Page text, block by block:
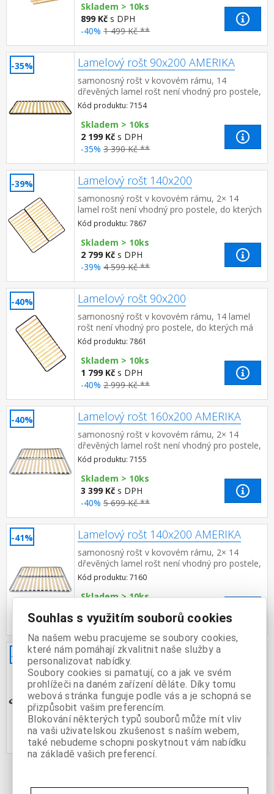
Skladem > 10ks
899 Kč s DPH
-40% 1 499 Kč **
-35% Lamelový rošt 90x200 AMERIKA
samonosný rošt v kovovém rámu, 14
dřevěných lamel rošt není vhodný pro postele,
do kterých má být použit laťkový rošt R1
Kód produktu: 7154
Skladem > 10ks
2 199 Kč s DPH
-35% 3 390 Kč **
-39% Lamelový rošt 140x200
samonosný rošt v kovovém rámu, 2× 14
lamel rošt není vhodný pro postele, do kterých
má být použit laťkový rošt R3
Kód produktu: 7867
Skladem > 10ks
2 799 Kč s DPH
-39% 4 599 Kč **
-40% Lamelový rošt 90x200
samonosný rošt v kovovém rámu, 14 lamel
rošt není vhodný pro postele, do kterých má
být použit laťkový rošt R1
Kód produktu: 7861
Skladem > 10ks
1 799 Kč s DPH
-40% 2 999 Kč **
-40% Lamelový rošt 160x200 AMERIKA
samonosný rošt v kovovém rámu, 2× 14
dřevěných lamel rošt není vhodný pro postele,
do kterých má být použit laťkový rošt R2
Kód produktu: 7155
Skladem > 10ks
3 399 Kč s DPH
-40% 5 699 Kč **
-41% Lamelový rošt 140x200 AMERIKA
samonosný rošt v kovovém rámu, 2× 14
dřevěných lamel rošt není vhodný pro postele,
do kterých má být použit laťkový rošt R3
Kód produktu: 7160
Skladem > 10ks
-42% 6 890 Kč **
-45% Lamelový rošt 160x200 cm
samonosný rošt v kovovém rámu, 2 × 18
lamel rošt není vhodný pro postele, do kterých
má být použit laťkový rošt R2
Kód produktu: 429596
Skladem > 10ks
3 399 Kčs DPH
-45% 6 199 Kč **
Souhlas s využitím souborů cookies
Na našem webu pracujeme se soubory cookies,
které nám pomáhají zkvalitnit naše služby a
personalizovat nabídky.
Soubory cookies si pamatují, co a jak ve svém
prohlížeči na daném zařízení děláte. Díky tomu
webová stránka funguje podle vás a je schopná se
přizpůsobit vašim preferencím.
Blokování některých typů souborů může mít vliv
na vaši uživatelskou zkušenost s naším webem,
také nebudeme schopni poskytnout vám nabídku
na základě vašich preferencí.